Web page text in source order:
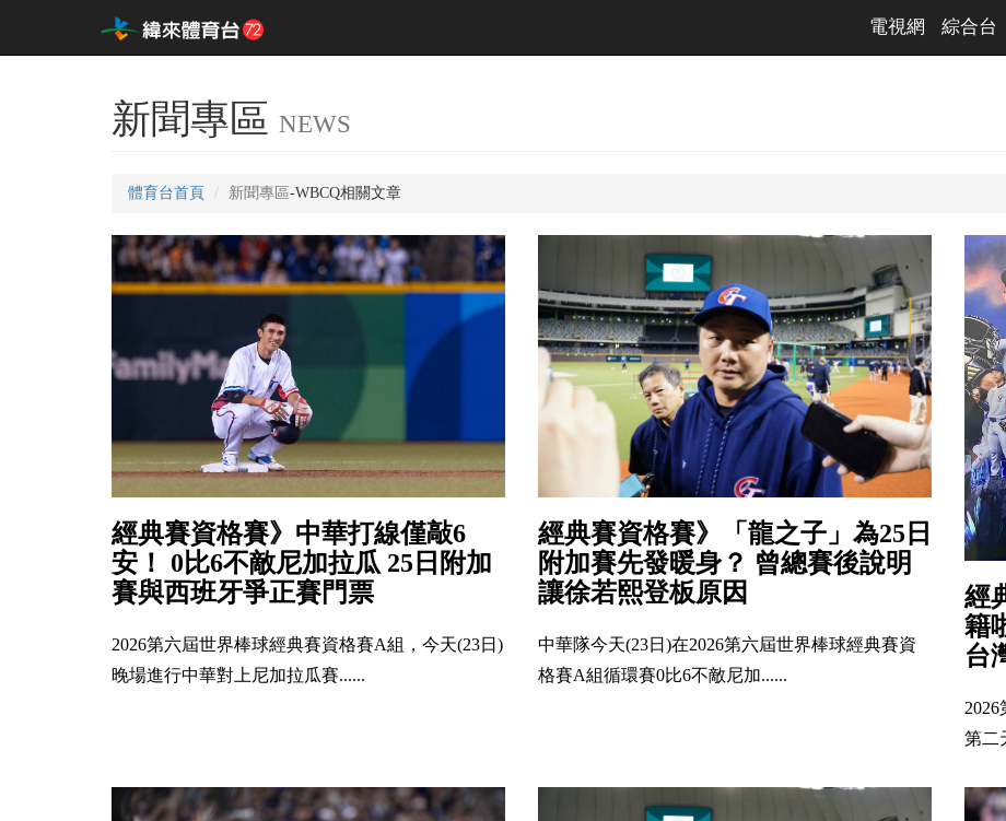
電視網 綜合台
新聞專區 NEWS
體育台首頁 新聞專區-WBCQ相關文章
經典賽資格賽》中華打線僅敲6
安！ 0比6不敵尼加拉瓜 25日附加
賽與西班牙爭正賽門票
2026第六屆世界棒球經典賽資格賽A組，今天(23日)
晚場進行中華對上尼加拉瓜賽......
經典賽資格賽》「龍之子」為25日
附加賽先發暖身？ 曾總賽後說明
讓徐若熙登板原因
中華隊今天(23日)在2026第六屆世界棒球經典賽資
格賽A組循環賽0比6不敵尼加......
經
籍
台
第二